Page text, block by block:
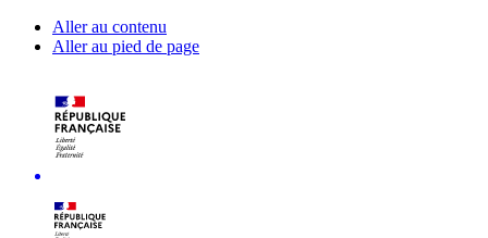
Aller au contenu
Aller au pied de page